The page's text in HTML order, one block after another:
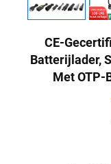
CE-
Batterijlader,
Met OTP-